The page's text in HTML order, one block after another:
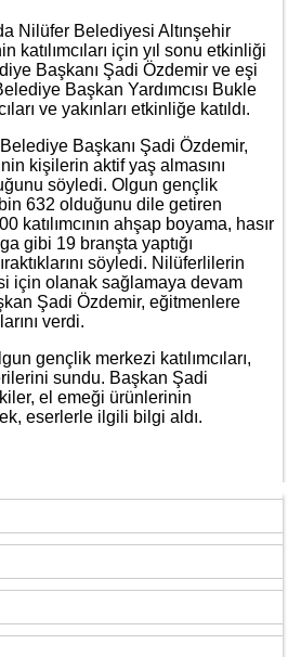
Nilüfer Belediyesi Altınşehir
katılımcıları için yıl sonu etkinliği
Başkanı Şadi Özdemir ve eşi
Başkan Yardımcısı Bukle
ve yakınları etkinliğe katıldı.
Başkanı Şadi Özdemir,
kişilerin aktif yaş almasını
söyledi. Olgun gençlik
bin 632 olduğunu dile getiren
katılımcının ahşap boyama, hasır
gibi 19 branşta yaptığı
söyledi. Nilüferlilerin
için olanak sağlamaya devam
Şadi Özdemir, eğitmenlere
verdi.
gençlik merkezi katılımcıları,
sundu. Başkan Şadi
el emeği ürünlerinin
eserlerle ilgili bilgi aldı.